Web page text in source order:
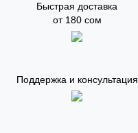
Быстрая доставка
от 180 сом
Поддержка и консультация